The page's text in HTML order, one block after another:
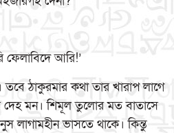
ফেলাবিদে আরি!’
ঠাকুরমার কথা তার খারাপ লাগে
দেহ মন। শিমূল তুলোর মত বাতাসে
লাগামহীন ভাসতে থাকে। কিন্তু